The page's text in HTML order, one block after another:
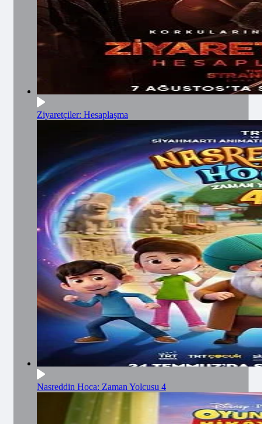
Ziyaretçiler: Hesaplaşma
Nasreddin Hoca: Zaman Yolcusu 4